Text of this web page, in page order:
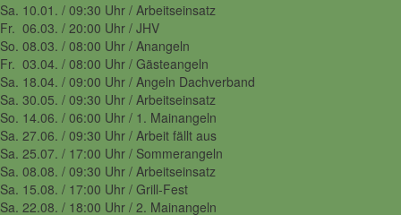
Sa. 10.01. / 09:30 Uhr / Arbeitseinsatz
Fr. 06.03. / 20:00 Uhr / JHV
So. 08.03. / 08:00 Uhr / Anangeln
Fr. 03.04. / 08:00 Uhr / Gästeangeln
Sa. 18.04. / 09:00 Uhr / Angeln Dachverband
Sa. 30.05. / 09:30 Uhr / Arbeitseinsatz
So. 14.06. / 06:00 Uhr / 1. Mainangeln
Sa. 27.06. / 09:30 Uhr / Arbeit fällt aus
Sa. 25.07. / 17:00 Uhr / Sommerangeln
Sa. 08.08. / 09:30 Uhr / Arbeitseinsatz
Sa. 15.08. / 17:00 Uhr / Grill-Fest
Sa. 22.08. / 18:00 Uhr / 2. Mainangeln